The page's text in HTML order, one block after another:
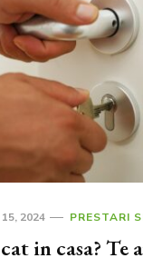
15, 2024 PRESTARI
in casa? Te